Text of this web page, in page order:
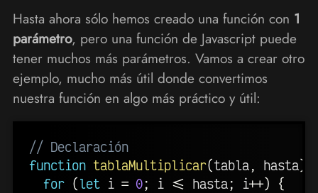
Hasta ahora sólo hemos creado una función con 1
parámetro, pero una función de Javascript puede
tener muchos más parámetros. Vamos a crear otro
ejemplo, mucho más útil donde convertimos
nuestra función en algo más práctico y útil:
// Declaración
function tablaMultiplicar(tabla, hasta)
for (let i = 0; i <= hasta; i++)
{